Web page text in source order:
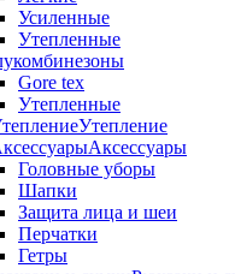
Усиленные
Утепленные
Gore tex
Утепленные
Утепление
Аксессуары
Головные уборы
Шапки
Защита лица и шеи
Перчатки
Гетры